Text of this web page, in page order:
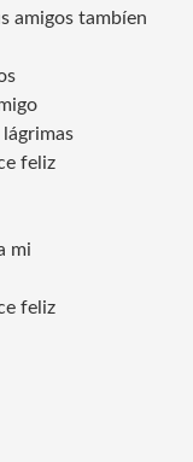
amigos tambíen
feliz
mi
feliz